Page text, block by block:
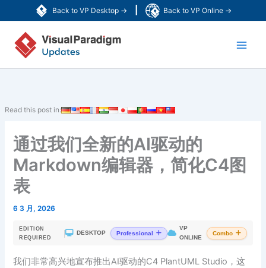
Back to VP Desktop → Back to VP Online →
至
Read this post in:
通过我们全新的AI驱动的
Markdown编辑器，简化C4图
表
6 3 月, 2026
EDITION
REQUIRED
DESKTOP Professional
VP
ONLINE
Combo
我们非常高兴地宣布推出AI驱动的C4 PlantUML Studio，这